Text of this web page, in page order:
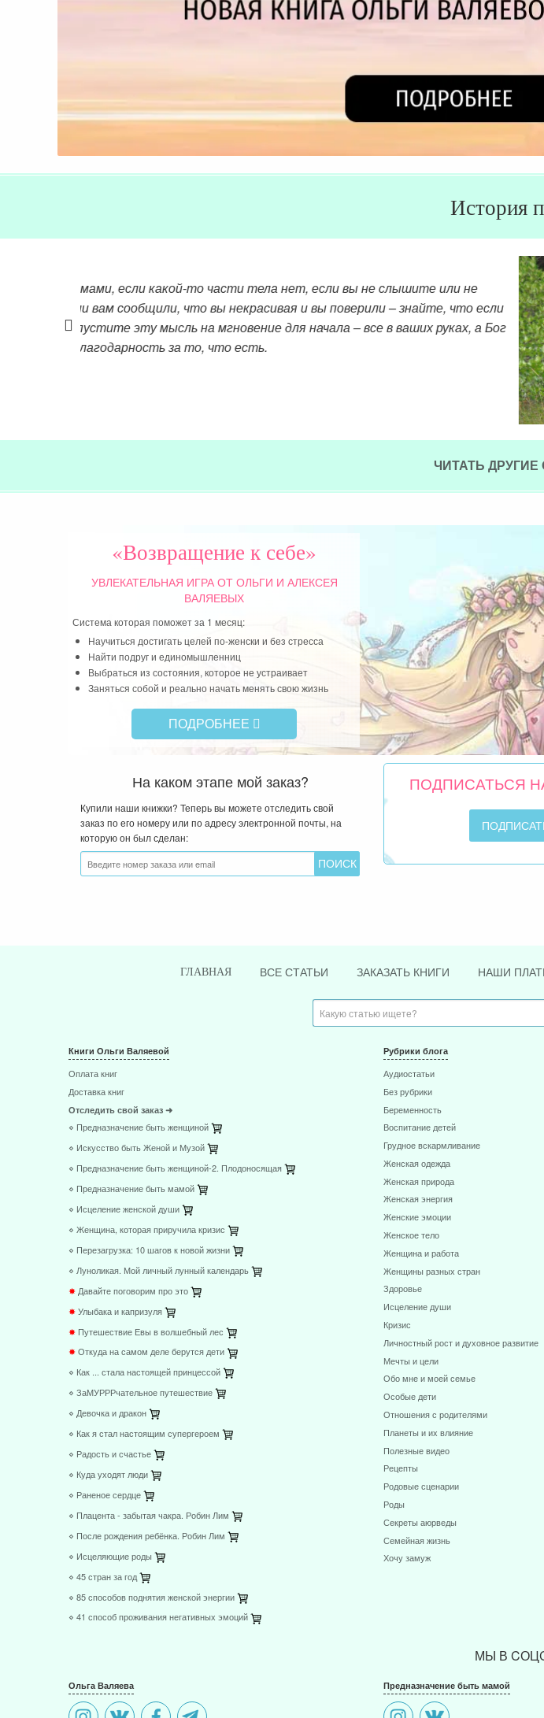
История
а Бог
История пути к
Я не видела себя девушкой определенного
кому взаимностью, и я поняла очень важную
не взаимной любовью» хочу попросить у
я узнала про ведическое знание, перестала
«Возвращение к себе»
УВЛЕКАТЕЛЬНАЯ ИГРАОТ ОЛЬГИ И АЛЕКСЕЯ
Система которая поможет за 1 месяц:
Научиться достигать целей по-женски и без стресса
Найти подруг и единомышленниц
Выбраться из состояния, которое не устраивает
ПОДРОБНЕЕ
Купили наши книжки? Теперь вы можете отследить свой
заказ по его номеру или по адресу электронной почты, на
которую он был сделан:
ПОДПИСАТЬСЯ
Оплата книг
Доставка книг
Отследить свой заказ ➜
⋄ Предназначение быть женщиной
⋄ Искусство быть Женой и Музой
⋄ Предназначение быть женщиной-2. Плодоносящая
⋄ Предназначение быть мамой
⋄ Исцеление женской души
⋄ Женщина, которая приручила кризис
⋄ Перезагрузка: 10 шагов к новой жизни
⋄ Луноликая. Мой личный лунный календарь
✸ Давайте поговорим про это
✸ Улыбака и капризуля
✸ Путешествие Евы в волшебный лес
✸Откуда на самом деле берутся дети
⋄ Как ... стала настоящей принцессой
⋄ ЗаМУРРРчательное путешествие
⋄ Девочка и дракон
⋄ Как я стал настоящим супергероем
⋄ Радость и счастье
⋄ Куда уходят люди
⋄ Раненое сердце
⋄ Плацента - забытая чакра. Робин Лим
⋄ После рождения ребёнка. Робин Лим
⋄ Исцеляющие роды
⋄ 45 стран за год
⋄ 85 способов поднятия женской энергии
Аудиостатьи
Без рубрики
Беременность
Воспитание детей
Грудное вскармливание
Женская одежда
Женская природа
Женская энергия
Женские эмоции
Женское тело
Женщина и работа
Женщины разных стран
Здоровье
Исцеление души
Кризис
Личностный рост и духовное развитие
Мечты и цели
Обо мне и моей семье
Особые дети
Отношения с родителями
Планеты и их влияние
Полезные видео
Рецепты
Родовые сценарии
Роды
Секреты аюрведы
Семейная жизнь
Ольга Валяева Предназначение быть мамой